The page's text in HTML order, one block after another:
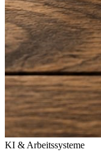
KI & Arbeitssysteme